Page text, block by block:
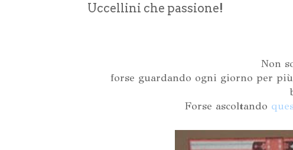
Uccellini che passione!
Non
forse guardando ogni giorno per
Forse ascoltando